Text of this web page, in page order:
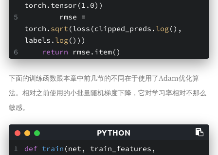
torch.tensor(1.0))
torch. sqrt (loss(clipped_preds. log(),
labels. log()))
return rmse.item()
下面的训练函数跟本章中前几节的不同在于使用了Adam优化算
法。相对之前使用的小批量随机梯度下降，它对学习率相对不那么
敏感。
def train (net, train_features,